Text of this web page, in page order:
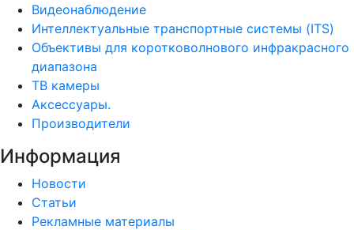
Видеонаблюдение
Интеллектуальные транспортные системы (ITS)
Объективы для коротковолнового инфракрасного
диапазона
ТВ камеры
Аксессуары.
Производители
Информация
Новости
Статьи
Рекламные материалы